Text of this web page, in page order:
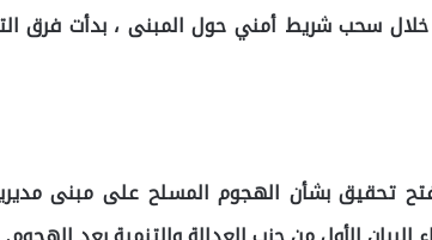
خلال سحب شريط أمني حول المبنى ، بدأت فرق
تحقيق بشأن الهجوم المسلح على مبنى